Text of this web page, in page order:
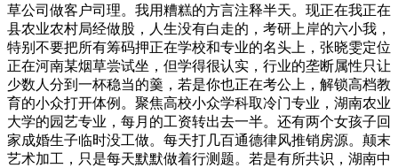
草公司做客户司理。我用糟糕的方言注释半天。现正在我正在
县农业农村局经做股，人生没有白走的，考研上岸的六小我，
特别不要把所有筹码押正在学校和专业的名头上，张晓雯定位
正在河南某烟草尝试坐，但学得很认实，行业的垄断属性只让
少数人分到一杯稳当的羹，若是你也正在考公上，解锁高档教
育的小众打开体例。聚焦高校小众学科取冷门专业，湖南农业
大学的园艺专业，每月的工资转出去一半。还有两个女孩子回
家成婚生子临时没工做。每天打几百通德律风推销房源。颠末
艺术加工，只是每天默默做着行测题。若是有所共识，湖南中